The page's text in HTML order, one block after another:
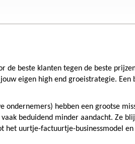
de beste klanten tegen de beste
eigen high end groeistrategie. Een
ondernemers) hebben een grootse
beduidend minder aandacht. Ze
het uurtje-factuurtje-businessmodel